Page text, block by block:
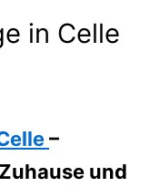
in Celle
–
und